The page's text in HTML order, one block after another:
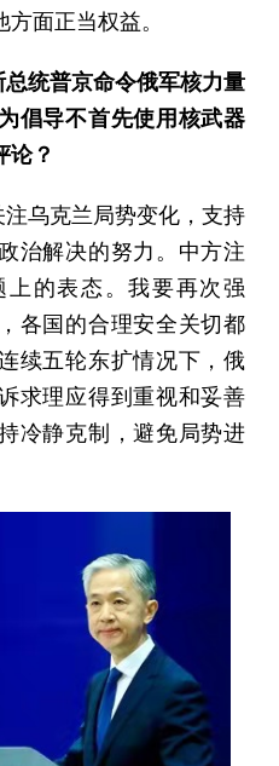
面正当权益。
统普京命令俄军核力量
倡导不首先使用核武器
论？
乌克兰局势变化，支持
治解决的努力。中方注
的表态。我要再次强
各国的合理安全关切都
续五轮东扩情况下，俄
求理应得到重视和妥善
冷静克制，避免局势进